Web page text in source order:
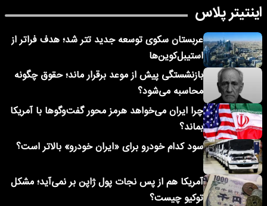
اینتیتر پلاس
عربستان سکوی توسعه جدید تتر شد؛ هدف فراتر از
استیبل‌کوین‌ها
بازنشستگی پیش از موعد برقرار ماند؛ حقوق چگونه
محاسبه می‌شود؟
چرا ایران می‌خواهد هرمز محور گفت‌وگوها با آمریکا
بماند؟
سود کدام خودرو برای «ایران خودرو» بالاتر است؟
آمریکا هم از پس نجات پول ژاپن بر نمی‌آید؛ مشکل
توکیو چیست؟